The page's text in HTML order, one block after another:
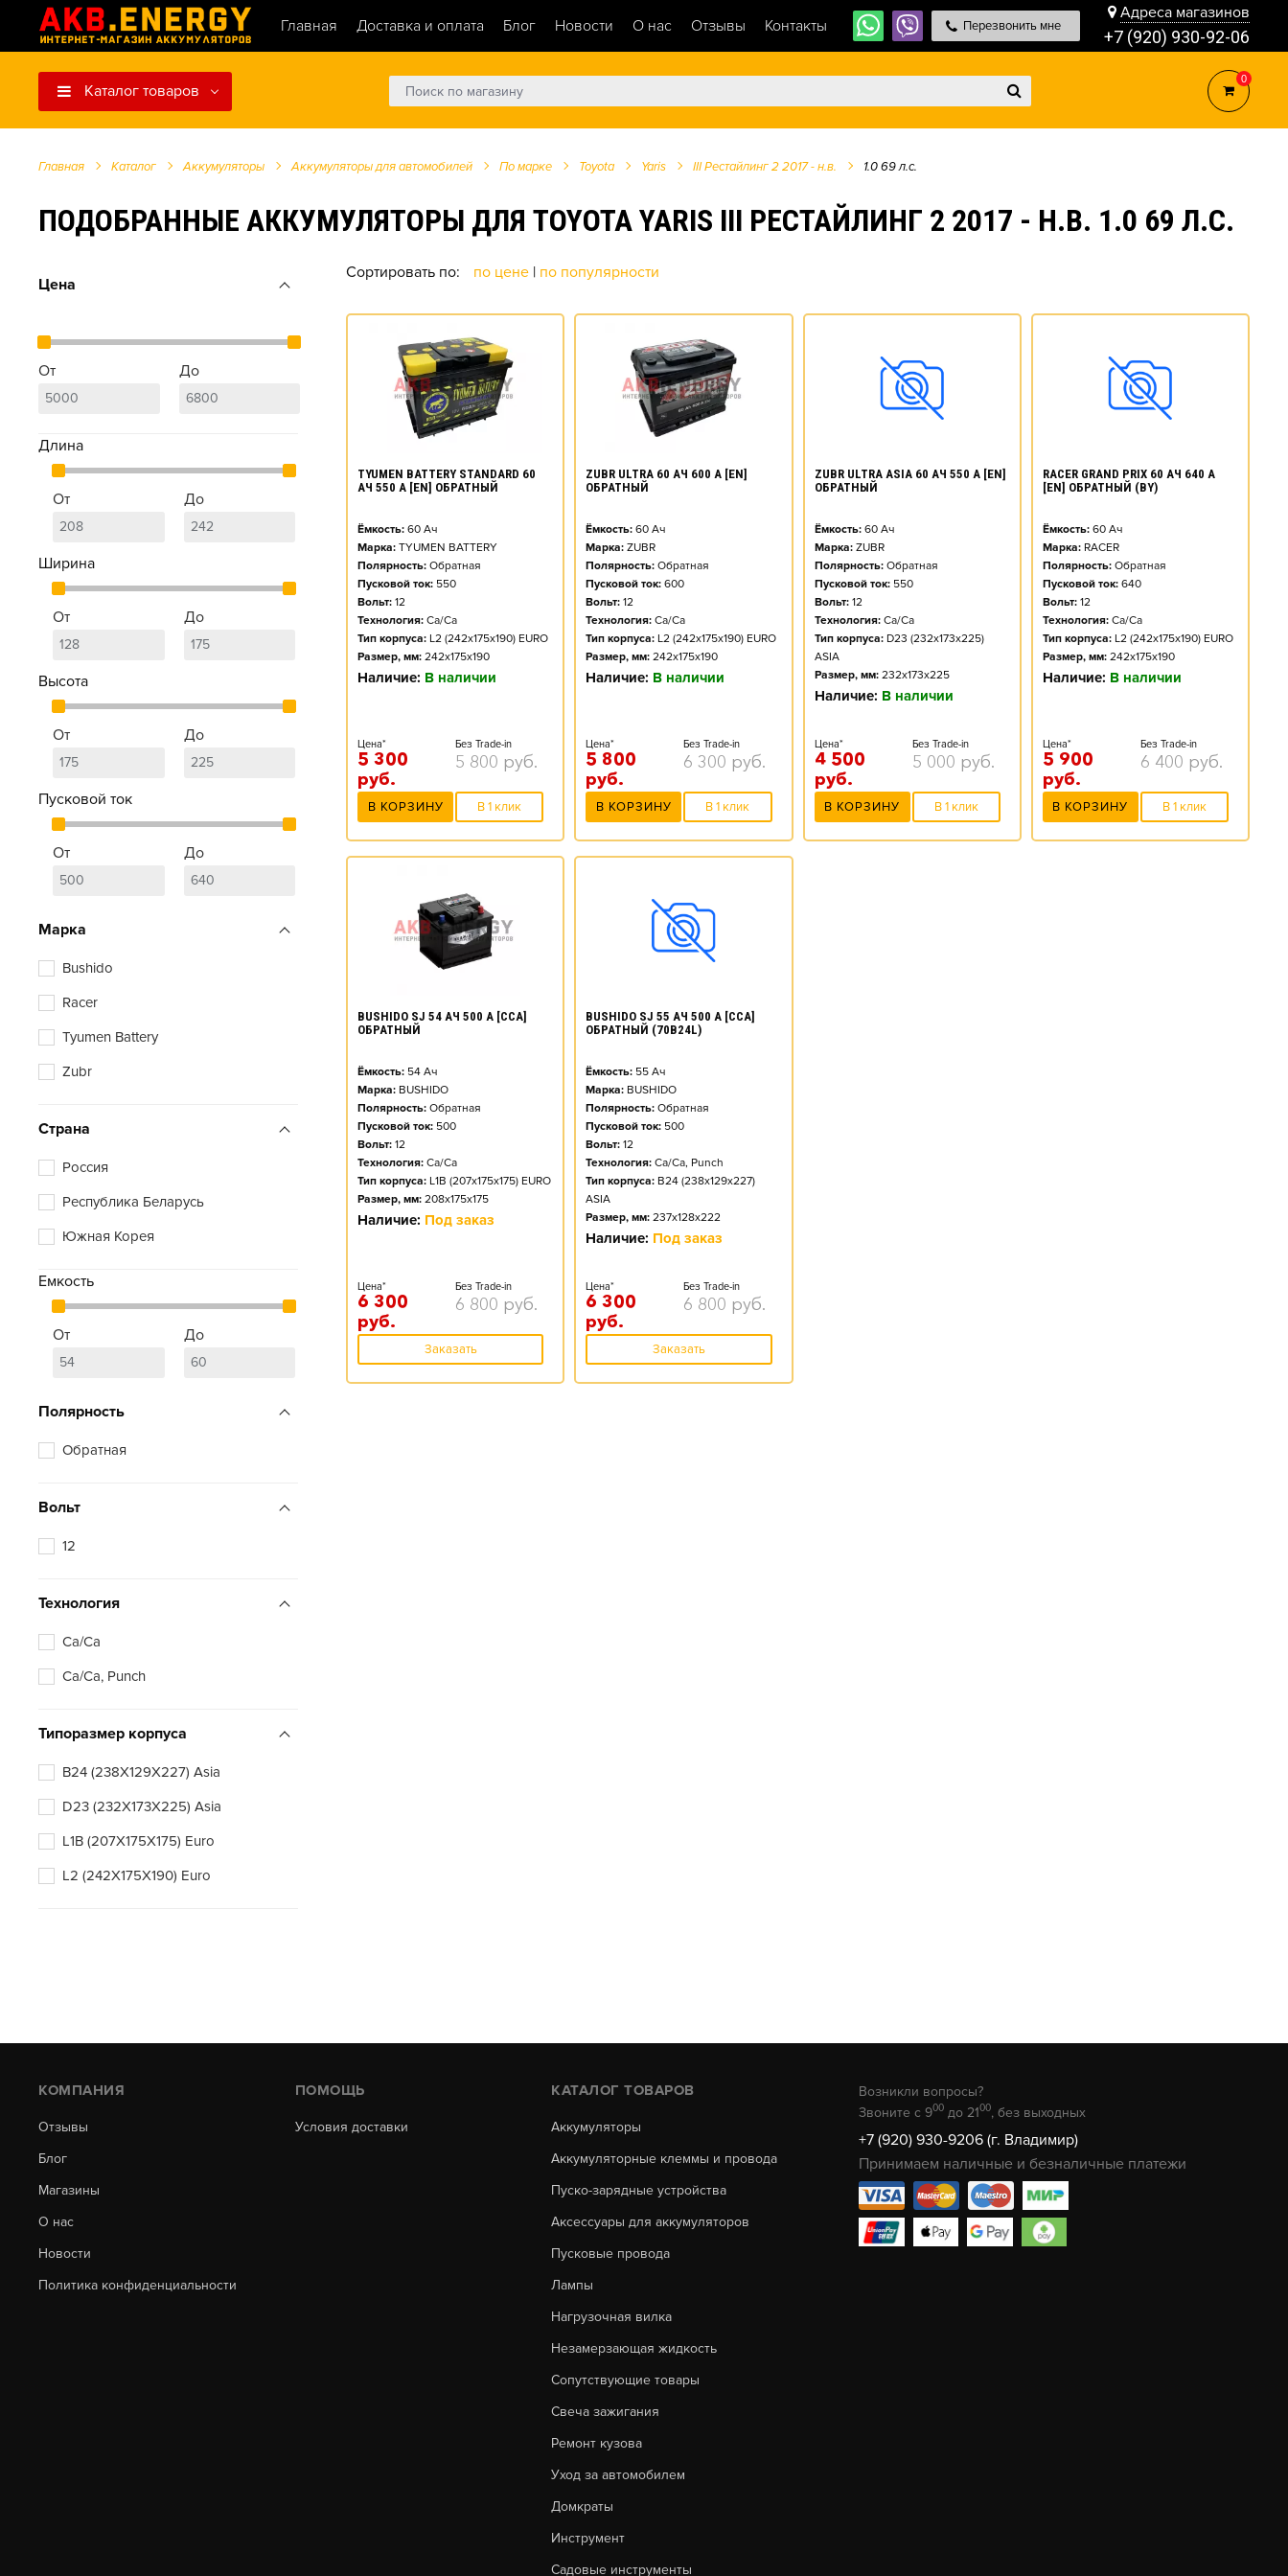
Главная Доставка и оплата Блог Новости О нас Отзывы Контакты Перезвонить мне
Адреса магазинов
+7 (920) 930-92-06
Каталог товаров
0
Главная Каталог Аккумуляторы Аккумуляторы для автомобилей По марке Toyota Yaris III Рестайлинг 2 2017 - н.в. 1.0 69 л.c.
ПОДОБРАННЫЕ АККУМУЛЯТОРЫ ДЛЯ TOYOTA YARIS III РЕСТАЙЛИНГ 2 2017 - Н.В. 1.0 69 Л.C.
Цена
От До
Длина
От До
Ширина
От До
Высота
От До
Пусковой ток
От До
Марка
Bushido
Racer
Tyumen Battery
Zubr
Страна
Россия
Республика Беларусь
Южная Корея
Емкость
От До
Полярность
Обратная
Вольт
12
Технология
Ca/Ca
Ca/Ca, Punch
Типоразмер корпуса
B24 (238X129X227) Asia
D23 (232X173X225) Asia
L1B (207X175X175) Euro
L2 (242X175X190) Euro
Сортировать по: по цене | по популярности
TYUMEN BATTERY STANDARD 60
АЧ 550 А [EN] ОБРАТНЫЙ
Ёмкость: 60 Ач
Марка: TYUMEN BATTERY
Полярность: Обратная
Пусковой ток: 550
Вольт: 12
Технология: Ca/Ca
Тип корпуса: L2 (242x175x190) EURO
Размер, мм: 242x175x190
Наличие: В наличии
Цена*
5 300
руб.
Без Trade-in
5 800 руб.
В КОРЗИНУ В 1 клик
ZUBR ULTRA 60 АЧ 600 А [EN]
ОБРАТНЫЙ
Ёмкость: 60 Ач
Марка: ZUBR
Полярность: Обратная
Пусковой ток: 600
Вольт: 12
Технология: Ca/Ca
Тип корпуса: L2 (242x175x190) EURO
Размер, мм: 242x175x190
Наличие: В наличии
Цена*
5 800
руб.
Без Trade-in
6 300 руб.
В КОРЗИНУ В 1 клик
ZUBR ULTRA ASIA 60 АЧ 550 А [EN]
ОБРАТНЫЙ
Ёмкость: 60Ач
Марка: ZUBR
Полярность: Обратная
Пусковой ток: 550
Вольт: 12
Технология: Ca/Ca
Тип корпуса: D23 (232x173x225)
ASIA
Размер, мм: 232x173x225
Наличие: В наличии
Цена*
4 500
руб.
Без Trade-in
5 000 руб.
В КОРЗИНУ В 1 клик
RACER GRAND PRIX 60 АЧ 640 А
[EN] ОБРАТНЫЙ (BY)
Ёмкость: 60Ач
Марка: RACER
Полярность: Обратная
Пусковой ток: 640
Вольт: 12
Технология: Ca/Ca
Тип корпуса: L2 (242x175x190) EURO
Размер, мм: 242x175x190
Наличие: В наличии
Цена*
5 900
руб.
Без Trade-in
6 400 руб.
В КОРЗИНУ В 1 клик
BUSHIDO SJ 54 АЧ 500 А [CCA]
ОБРАТНЫЙ
Ёмкость: 54 Ач
Марка: BUSHIDO
Полярность: Обратная
Пусковой ток: 500
Вольт: 12
Технология: Ca/Ca
Тип корпуса: L1B (207x175x175) EURO
Размер, мм: 208x175x175
Наличие: Под заказ
Цена*
6 300
руб.
Без Trade-in
6 800 руб.
Заказать
BUSHIDO SJ 55 АЧ 500 А [CCA]
ОБРАТНЫЙ (70B24L)
Ёмкость: 55 Ач
Марка: BUSHIDO
Полярность: Обратная
Пусковой ток: 500
Вольт: 12
Технология: Ca/Ca, Punch
Тип корпуса: B24 (238x129x227)
ASIA
Размер, мм: 237x128x222
Наличие: Под заказ
Цена*
6 300
руб.
Без Trade-in
6 800 руб.
Заказать
КОМПАНИЯ
Отзывы
Блог
Магазины
О нас
Новости
Политика конфиденциальности
ПОМОЩЬ
Условия доставки
КАТАЛОГ ТОВАРОВ
Аккумуляторы
Аккумуляторные клеммы и провода
Пуско-зарядные устройства
Аксессуары для аккумуляторов
Пусковые провода
Лампы
Нагрузочная вилка
Незамерзающая жидкость
Сопутствующие товары
Свеча зажигания
Ремонт кузова
Уход за автомобилем
Домкраты
Инструмент
Садовые инструменты
Возникли вопросы?
Звоните с 900 до 2100, без выходных
+7 (920) 930-9206 (г. Владимир)
Принимаем наличные и безналичные платежи